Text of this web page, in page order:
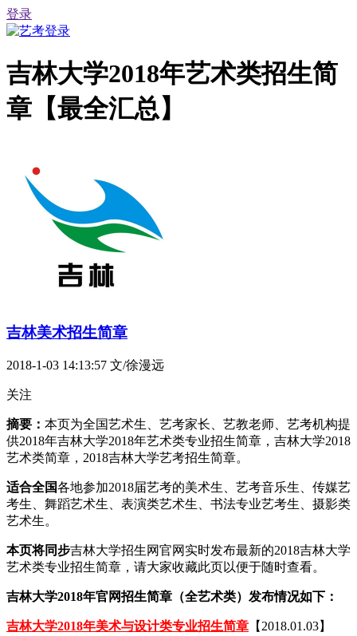
登录
吉林大学2018年艺术类招生简
章【最全汇总】
吉林美术招生简章
2018-1-03 14:13:57 文/徐漫远
关注
摘要： 本页为全国艺术生、艺考家长、艺教老师、艺考机构提
供2018年吉林大学2018年艺术类专业招生简章，吉林大学2018
艺术类简章，2018吉林大学艺考招生简章。
适合全国各地参加2018届艺考的美术生、艺考音乐生、传媒艺
考生、舞蹈艺术生、表演类艺术生、书法专业艺考生、摄影类
艺术生。
本页将同步吉林大学招生网官网实时发布最新的2018吉林大学
艺术类专业招生简章，请大家收藏此页以便于随时查看。
吉林大学2018年官网招生简章（全艺术类）发布情况如下：
吉林大学2018年美术与设计类专业招生简章 【2018.01.03】